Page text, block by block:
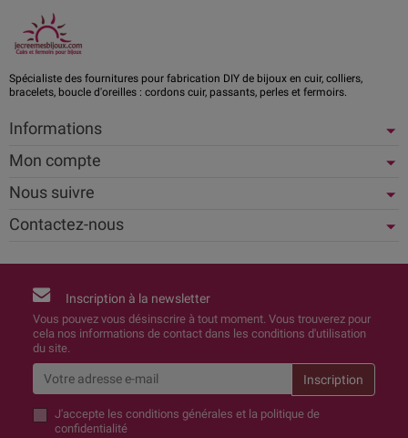
Spécialiste des fournitures pour fabrication DIY de bijoux en cuir, colliers,
bracelets, boucle d'oreilles : cordons cuir, passants, perles et fermoirs.
Informations
Mon compte
Nous suivre
Contactez-nous
Inscription à la newsletter
Vous pouvez vous désinscrire à tout moment. Vous trouverez pour
cela nos informations de contact dans les conditions d'utilisation
du site.
J'accepte les conditions générales et la politique de
confidentialité